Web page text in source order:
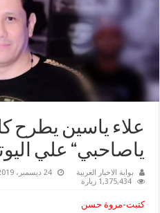
علاء ياسين يطرح
ياصاحبي“ علي
بوابة الاخبار العربية 24 ديسمبر، 2019
1,375,434 زيارة
كتبت-مروة حسن